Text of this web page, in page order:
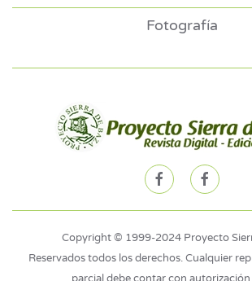
Fotografía
Copyright © 1999-2024 Proyecto
Reservados todos los derechos. Cualquier